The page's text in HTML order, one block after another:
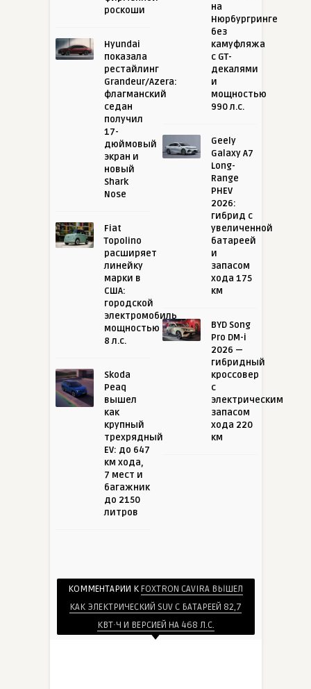
роскоши
Hyundai
показала
рестайлинг
Grandeur/Azera:
флагманский
седан
получил
17-
дюймовый
экран и
новый
Shark
Nose
Fiat
Topolino
расширяет
линейку
марки в
США:
городской
электромобиль
мощностью
8 л.с.
Skoda
Peaq
вышел
как
крупный
трехрядный
EV: до 647
км хода,
7 мест и
багажник
до 2150
литров
на
Нюрбургринге
без
камуфляжа
с GT-
декалями
и
мощностью
990 л.с.
Geely
Galaxy A7
Long-
Range
PHEV
2026:
гибрид с
увеличенной
батареей
и
запасом
хода 175
км
BYD Song
Pro DM-i
2026 —
гибридный
кроссовер
с
электрическим
запасом
хода 220
км
КОММЕНТАРИИ КFOXTRON CAVIRA ВЫШЕЛ
КАК ЭЛЕКТРИЧЕСКИЙ SUV С БАТАРЕЕЙ 82,7
КВТ·Ч И ВЕРСИЕЙ НА 468 Л.С.